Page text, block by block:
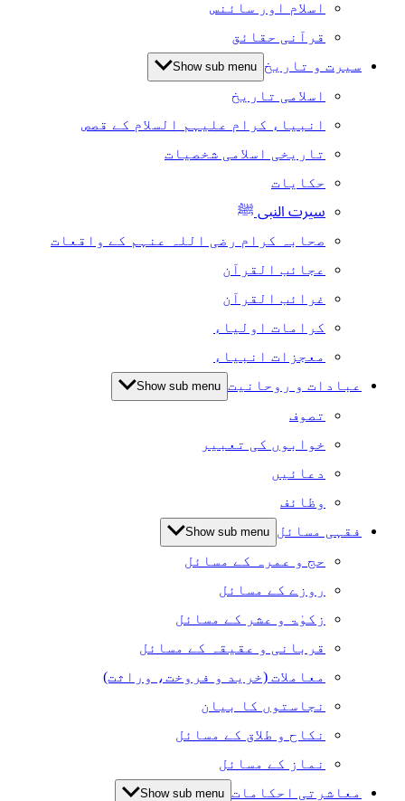
اسلام اور سائنس
قرآنی حقائق
سیرت و تاریخ Show sub menu
اسلامی تاریخ
انبیاء کرام علیہم السلام کے قصص
تاریخی اسلامی شخصیات
حکایات
سیرت النبی ﷺ
صحابہ کرام رضی اللہ عنہم کے واقعات
عجائب القرآن
غرائب القرآن
کرامات اولیاء
معجزات انبیاء
عبادات و روحانیت Show sub menu
تصوف
خوابوں کی تعبیر
دعائیں
وظائف
فقہی مسائل Show sub menu
حج و عمرہ کے مسائل
روزے کے مسائل
زکوٰۃ و عشر کے مسائل
قربانی و عقیقہ کے مسائل
معاملات (خرید و فروخت، وراثت)
نجاستوں کا بیان
نکاح و طلاق کے مسائل
نماز کے مسائل
معاشرتی احکامات Show sub menu